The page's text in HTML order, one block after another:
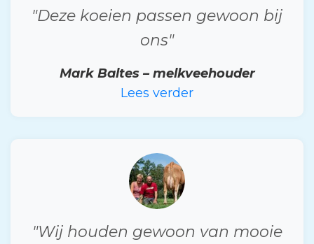
"Deze koeien passen gewoon bij
ons"
Mark Baltes – melkveehouder
Lees verder
"Wij houden gewoon van mooie